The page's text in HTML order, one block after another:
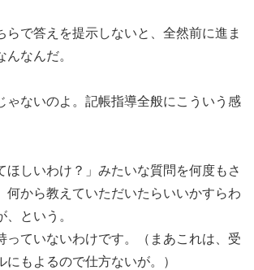
らで答えを提示しないと、全然前に進ま
なんだ。
ゃないのよ。記帳指導全般にこういう感
ほしいわけ？」みたいな質問を何度もさ
何から教えていただいたらいいかすらわ
という。
っていないわけです。（まあこれは、受
にもよるので仕方ないが。）